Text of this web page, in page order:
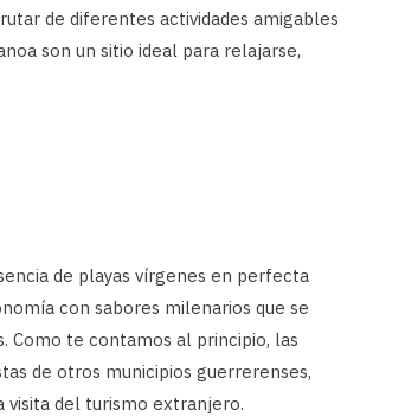
de diferentes actividades amigables
son un sitio ideal para relajarse,
de playas vírgenes en perfecta
con sabores milenarios que se
Como te contamos al principio, las
de otros municipios guerrerenses,
visita del turismo extranjero.